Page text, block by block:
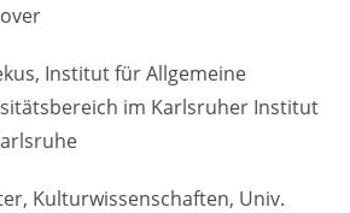
Institut für Allgemeine
im Karlsruher Institut
Kulturwissenschaften, Univ.